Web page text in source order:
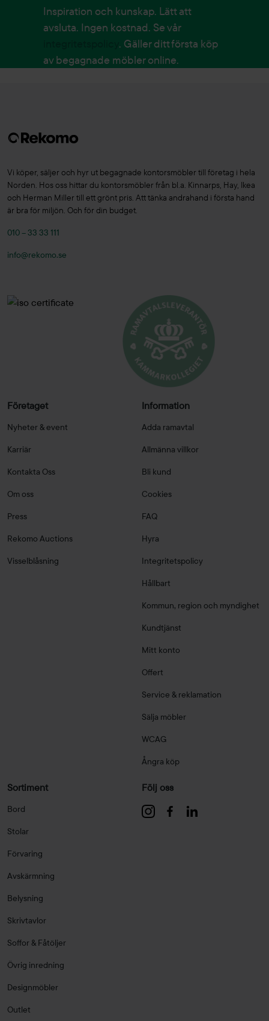
Inspiration och kunskap. Lätt att
avsluta. Ingen kostnad. Se vår
. Gäller ditt första köp
av begagnade möbler online.
Vi köper, säljer och hyr ut begagnade kontorsmöbler till företag i hela
Norden. Hos oss hittar du kontorsmöbler från bl.a. Kinnarps, Hay, Ikea
och Herman Miller till ett grönt pris. Att tänka andrahand i första hand
är bra för miljön. Och för din budget.
010 – 33 33 111
info@rekomo.se
Företaget
Nyheter & event
Karriär
Kontakta Oss
Om oss
Press
Rekomo Auctions
Visselblåsning
Information
Adda ramavtal
Allmänna villkor
Bli kund
Cookies
FAQ
Hyra
Integritetspolicy
Hållbart
Kommun, region och myndighet
Kundtjänst
Mitt konto
Offert
Service & reklamation
Sälja möbler
WCAG
Ångra köp
Sortiment
Bord
Stolar
Förvaring
Avskärmning
Belysning
Skrivtavlor
Soffor & Fåtöljer
Övrig inredning
Designmöbler
Outlet
Följ oss